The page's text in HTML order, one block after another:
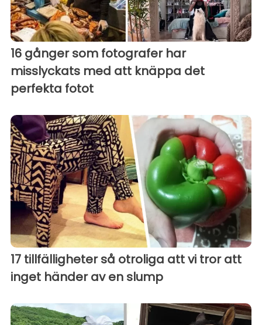
16 gånger som fotografer har
misslyckats med att knäppa det
perfekta fotot
17 tillfälligheter så otroliga att vi tror att
inget händer av en slump